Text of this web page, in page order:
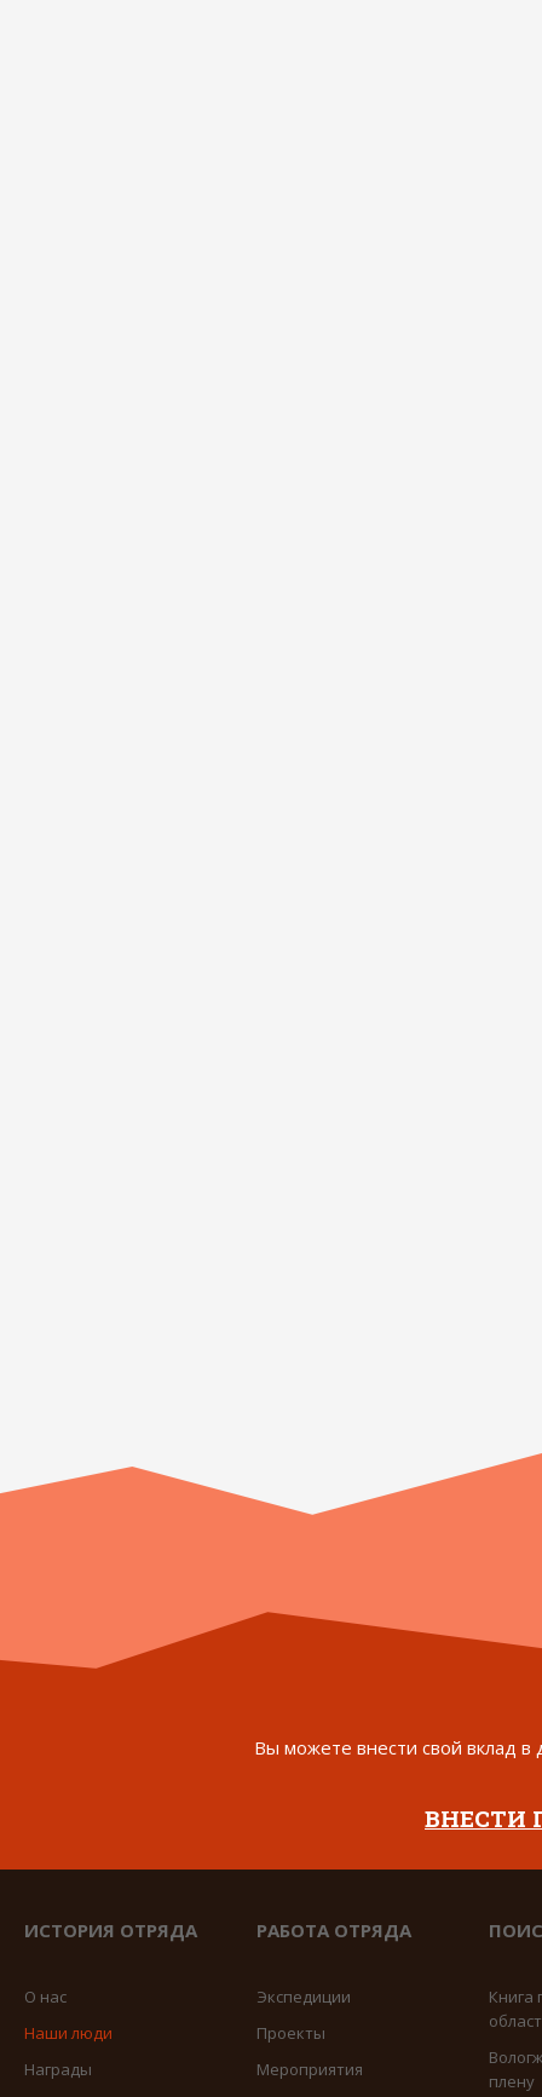
Вы можете внести свой вклад в
ВНЕСТИ
ИСТОРИЯ ОТРЯДА
О нас
Наши люди
Награды
РАБОТА ОТРЯДА
Экспедиции
Проекты
Мероприятия
Книга
плену